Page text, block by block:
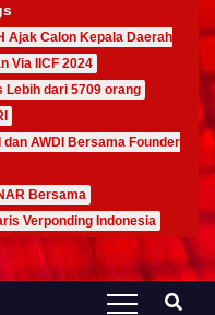
Ajak Calon Kepala Daerah
Via IICF 2024
Lebih dari 5709 orang
AWDI Bersama Founder
Bersama
Verponding Indonesia